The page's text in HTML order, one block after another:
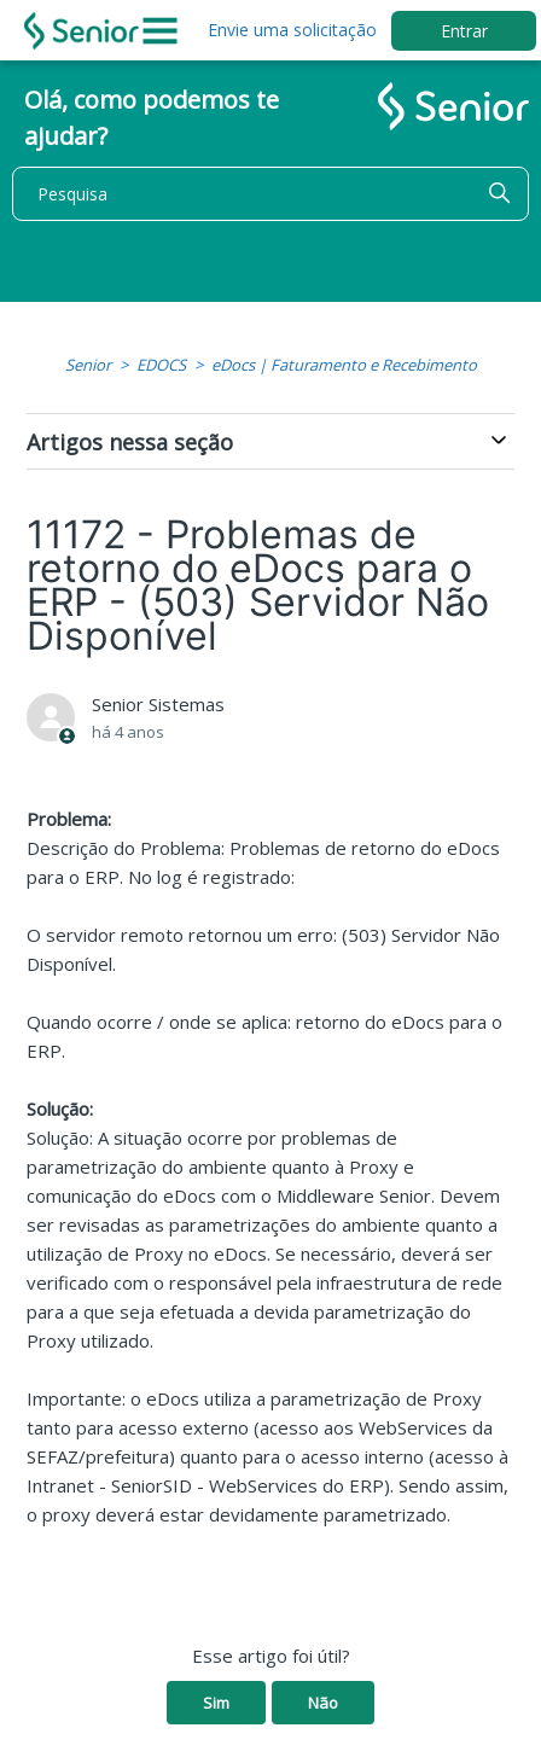
Envie uma solicitação Entrar
Olá, como podemos te
ajudar?
Senior EDOCS eDocs | Faturamento e Recebimento
Artigos nessa seção
11172 - Problemas de
retorno do eDocs para o
ERP - (503) Servidor Não
Disponível
Senior Sistemas
há 4 anos
Problema:
Descrição do Problema: Problemas de retorno do eDocs
para o ERP. No log é registrado:
O servidor remoto retornou um erro: (503) Servidor Não
Disponível.
Quando ocorre / onde se aplica: retorno do eDocs para o
ERP.
Solução:
Solução: A situação ocorre por problemas de
parametrização do ambiente quanto à Proxy e
comunicação do eDocs com o Middleware Senior. Devem
ser revisadas as parametrizações do ambiente quanto a
utilização de Proxy no eDocs. Se necessário, deverá ser
verificado com o responsável pela infraestrutura de rede
para a que seja efetuada a devida parametrização do
Proxy utilizado.
Importante: o eDocs utiliza a parametrização de Proxy
tanto para acesso externo (acesso aos WebServices da
SEFAZ/prefeitura) quanto para o acesso interno (acesso à
Intranet - SeniorSID - WebServices do ERP). Sendo assim,
o proxy deverá estar devidamente parametrizado.
Esse artigo foi útil?
Sim Não